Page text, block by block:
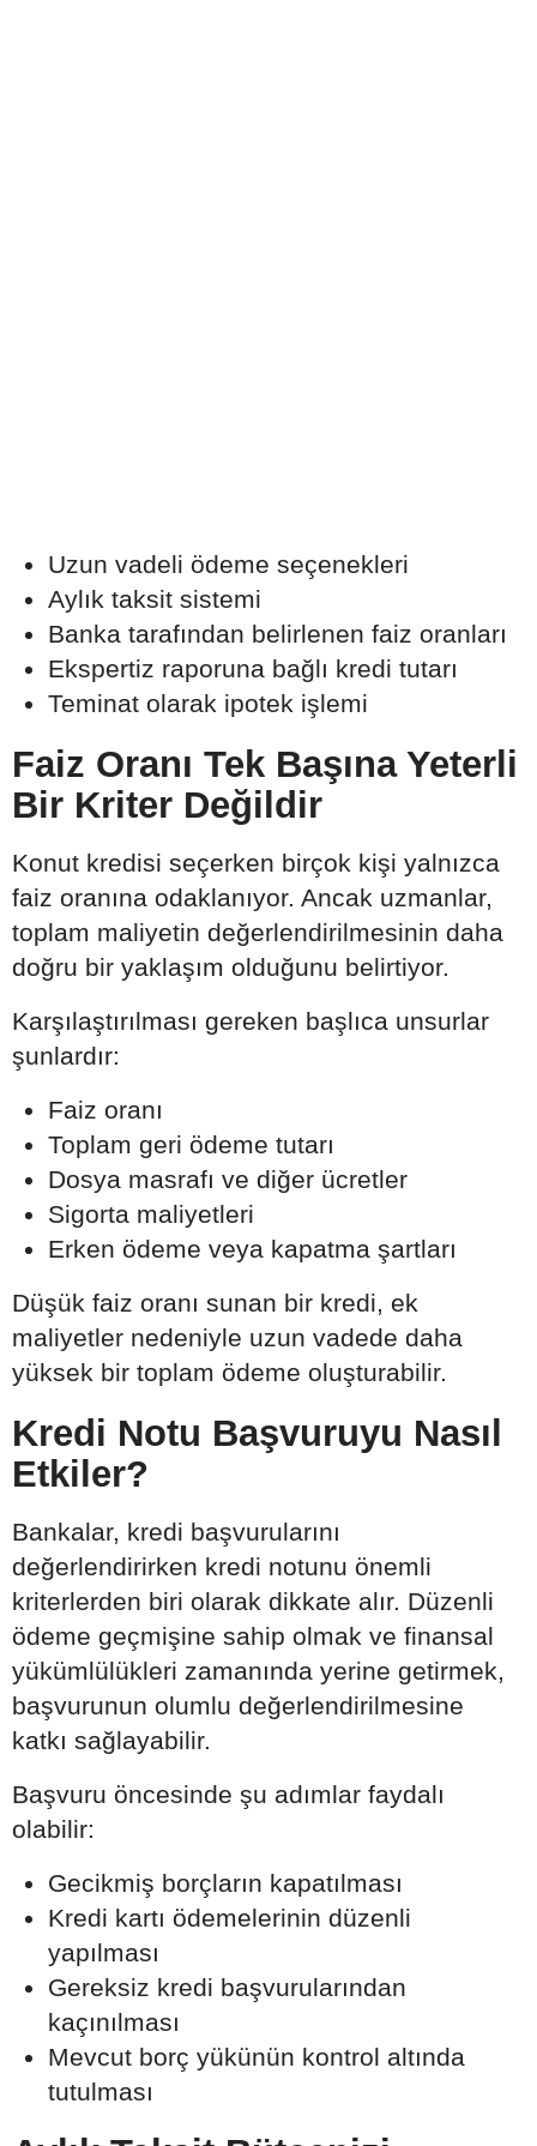
Uzun vadeli ödeme seçenekleri
Aylık taksit sistemi
Banka tarafından belirlenen faiz oranları
Ekspertiz raporuna bağlı kredi tutarı
Teminat olarak ipotek işlemi
Faiz Oranı Tek Başına Yeterli
Bir Kriter Değildir
Konut kredisi seçerken birçok kişi yalnızca
faiz oranına odaklanıyor. Ancak uzmanlar,
toplam maliyetin değerlendirilmesinin daha
doğru bir yaklaşım olduğunu belirtiyor.
Karşılaştırılması gereken başlıca unsurlar
şunlardır:
Faiz oranı
Toplam geri ödeme tutarı
Dosya masrafı ve diğer ücretler
Sigorta maliyetleri
Erken ödeme veya kapatma şartları
Düşük faiz oranı sunan bir kredi, ek
maliyetler nedeniyle uzun vadede daha
yüksek bir toplam ödeme oluşturabilir.
Kredi Notu Başvuruyu Nasıl
Etkiler?
Bankalar, kredi başvurularını
değerlendirirken kredi notunu önemli
kriterlerden biri olarak dikkate alır. Düzenli
ödeme geçmişine sahip olmak ve finansal
yükümlülükleri zamanında yerine getirmek,
başvurunun olumlu değerlendirilmesine
katkı sağlayabilir.
Başvuru öncesinde şu adımlar faydalı
olabilir:
Gecikmiş borçların kapatılması
Kredi kartı ödemelerinin düzenli
yapılması
Gereksiz kredi başvurularından
kaçınılması
Mevcut borç yükünün kontrol altında
tutulması